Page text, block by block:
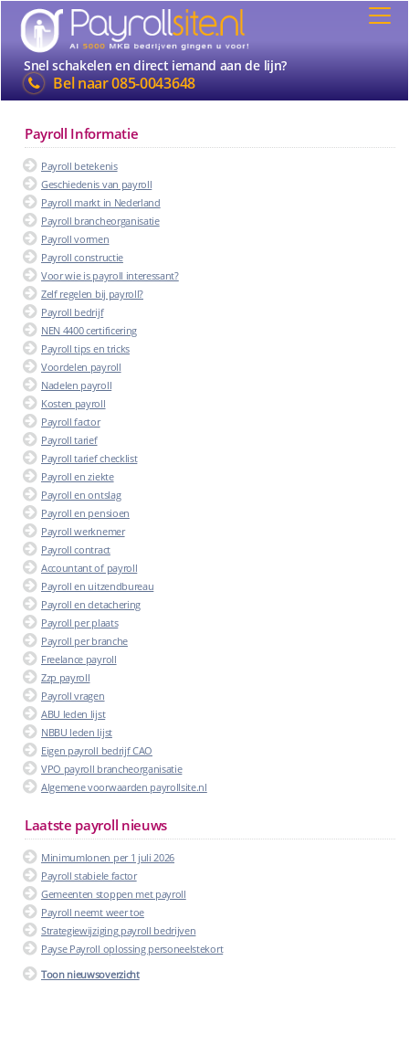
Snel schakelen en direct iemand aan de lijn?
Bel naar085-0043648
Payroll Informatie
Payroll betekenis
Geschiedenis van payroll
Payroll markt in Nederland
Payroll brancheorganisatie
Payroll vormen
Payroll constructie
Voor wie is payroll interessant?
Zelf regelen bij payroll?
Payroll bedrijf
NEN 4400 certificering
Payroll tips en tricks
Voordelen payroll
Nadelen payroll
Kosten payroll
Payroll factor
Payroll tarief
Payroll tarief checklist
Payroll en ziekte
Payroll en ontslag
Payroll en pensioen
Payroll werknemer
Payroll contract
Accountant of payroll
Payroll en uitzendbureau
Payroll en detachering
Payroll per plaats
Payroll per branche
Freelance payroll
Zzp payroll
Payroll vragen
ABU leden lijst
NBBU leden lijst
Eigen payroll bedrijf CAO
VPO payroll brancheorganisatie
Algemene voorwaarden payrollsite.nl
Laatste payroll nieuws
Minimumlonen per 1 juli 2026
Payroll stabiele factor
Gemeenten stoppen met payroll
Payroll neemt weer toe
Strategiewijziging payroll bedrijven
Payse Payroll oplossing personeelstekort
Toon nieuwsoverzicht